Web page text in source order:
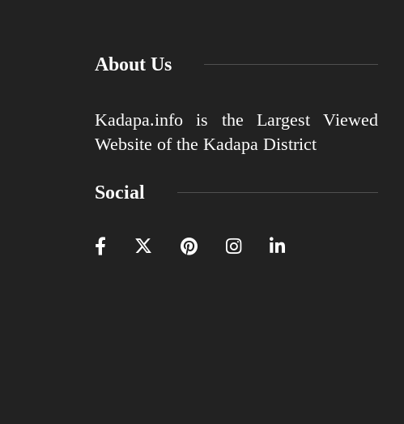
About Us
Kadapa.info is the Largest Viewed
Website of the Kadapa District
Social